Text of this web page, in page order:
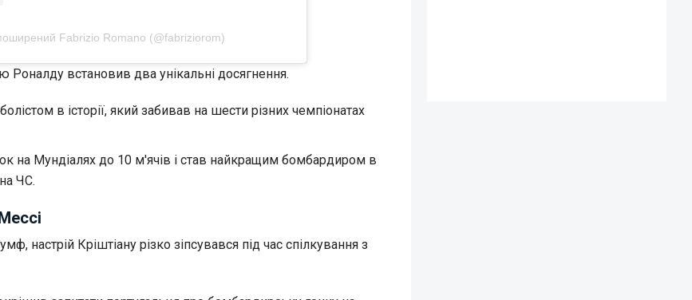
Fabrizio Romano (@fabriziorom)
встановив два унікальні досягнення.
в історії, який забивав на шести різних чемпіонатах
на Мундіалях до 10 м'ячів і став найкращим бомбардиром в
на ЧС.
настрій Кріштіану різко зіпсувався під час спілкування з